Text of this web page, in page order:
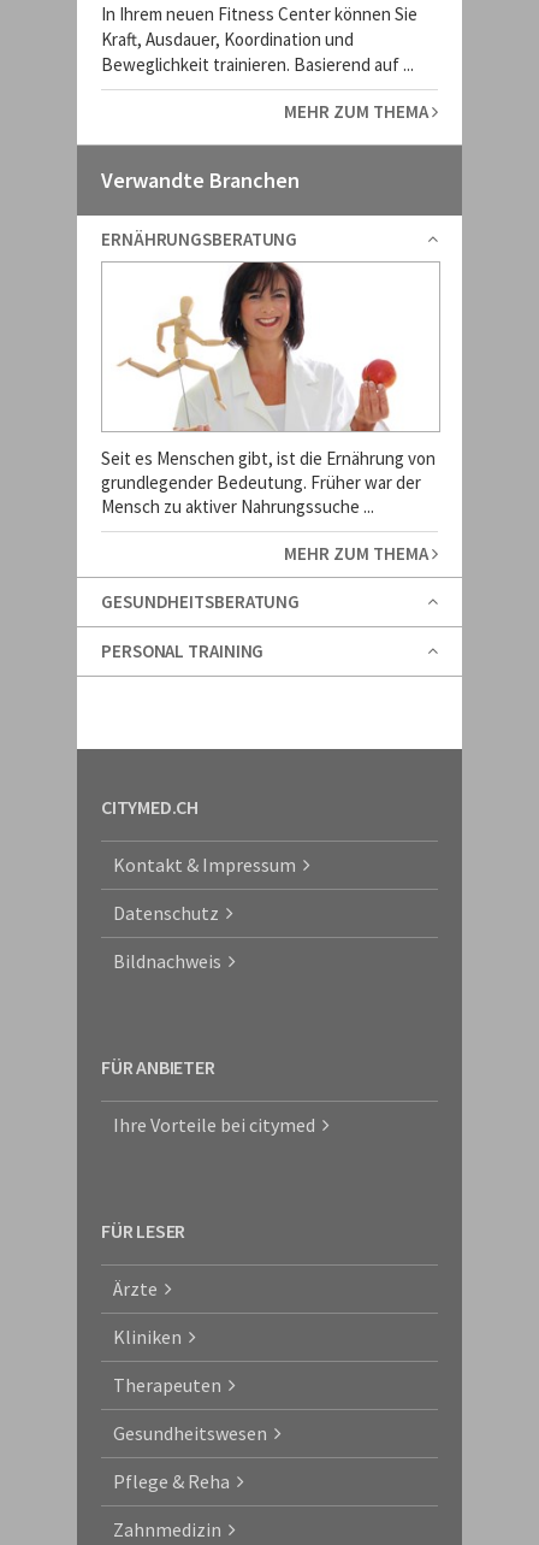
In Ihrem neuen Fitness Center können Sie
Kraft, Ausdauer, Koordination und
Beweglichkeit trainieren. Basierend auf ...
MEHR ZUM THEMA
Verwandte Branchen
ERNÄHRUNGSBERATUNG
Seit es Menschen gibt, ist die Ernährung von
grundlegender Bedeutung. Früher war der
Mensch zu aktiver Nahrungssuche ...
MEHR ZUM THEMA
GESUNDHEITSBERATUNG
PERSONAL TRAINING
CITYMED.CH
Kontakt & Impressum
Datenschutz
Bildnachweis
FÜR ANBIETER
Ihre Vorteile bei citymed
FÜR LESER
Ärzte
Kliniken
Therapeuten
Gesundheitswesen
Pflege & Reha
Zahnmedizin